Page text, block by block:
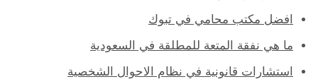
افضل مكتب محامي في تبوك
ما هي نفقة المتعة للمطلقة في السعودية
استشارات قانونية في نظام الاحوال الشخصية